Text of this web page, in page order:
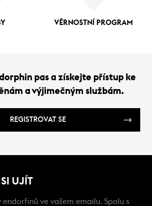
VĚRNOSTNÍ PROGRAM
pas a získejte přístup ke
a výjimečným službám.
REGISTROVAT SE
UJÍT
endorfinů ve vašem emailu. Spolu s